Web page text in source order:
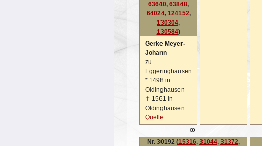
63640, 63848,
64024, 124152,
130304,
130584)
Gerke Meyer-
Johann
zu
Eggeringhausen
* 1498 in
Oldinghausen
✝ 1561 in
Oldinghausen
Quelle
oo
Nr. 30192 (15316, 31044, 31372,